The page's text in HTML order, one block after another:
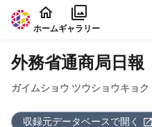
本文に飛ぶ
ホームギャラリー
外務省通商局日報
ガイムショウ ツウショウキョク
収録元データベースで開く